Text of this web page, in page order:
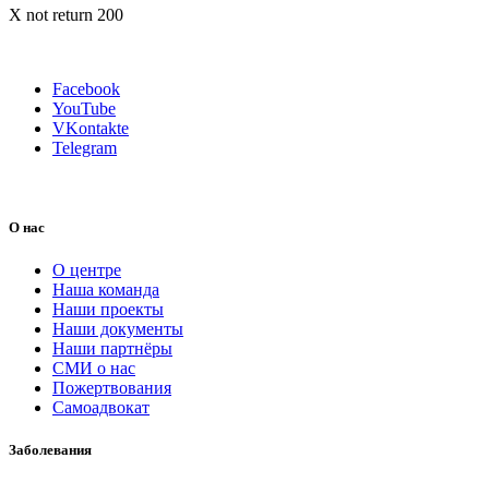
X not return 200
Facebook
YouTube
VKontakte
Telegram
О нас
О центре
Наша команда
Наши проекты
Наши документы
Наши партнёры
СМИ о нас
Пожертвования
Самоадвокат
Заболевания